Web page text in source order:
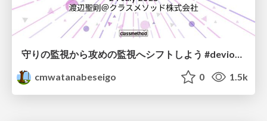
守りの監視から攻めの監視へシフトしよう #devio2023
cmwatanabeseigo
0 1.5k